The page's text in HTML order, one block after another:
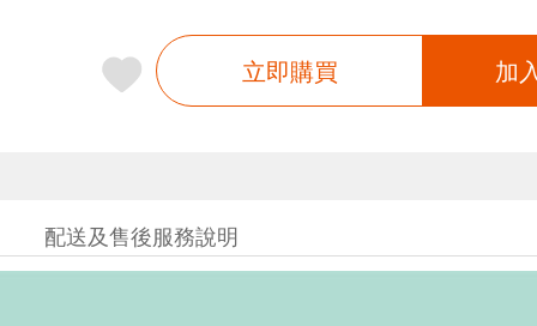
立即購買 加
配送及售後服務說明